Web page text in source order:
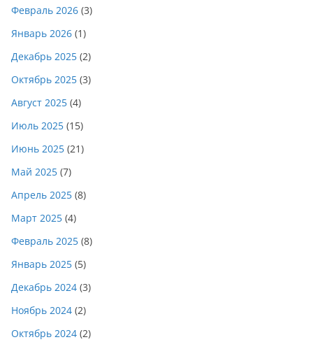
Февраль 2026 (3)
Январь 2026 (1)
Декабрь 2025 (2)
Октябрь 2025 (3)
Август 2025 (4)
Июль 2025 (15)
Июнь 2025 (21)
Май 2025 (7)
Апрель 2025 (8)
Март 2025 (4)
Февраль 2025 (8)
Январь 2025 (5)
Декабрь 2024 (3)
Ноябрь 2024 (2)
Октябрь 2024 (2)